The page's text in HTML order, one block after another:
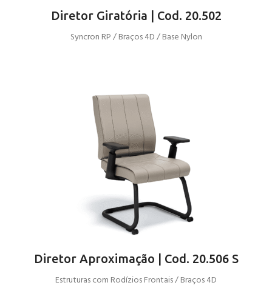
Diretor Giratória | Cod. 20.502
Syncron RP / Braços 4D / Base Nylon
Diretor Aproximação | Cod. 20.506 S
Estruturas com Rodízios Frontais / Braços 4D